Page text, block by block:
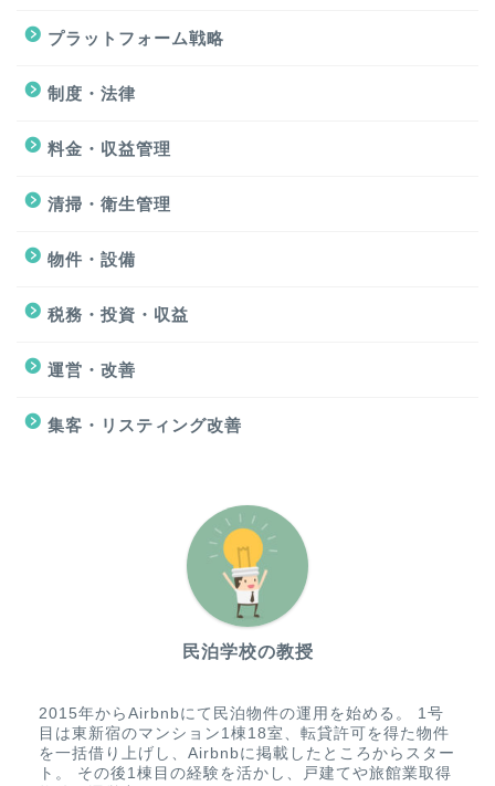
プラットフォーム戦略
制度・法律
料金・収益管理
清掃・衛生管理
物件・設備
税務・投資・収益
運営・改善
集客・リスティング改善
民泊学校の教授
2015年からAirbnbにて民泊物件の運用を始める。 1号
目は東新宿のマンション1棟18室、転貸許可を得た物件
を一括借り上げし、Airbnbに掲載したところからスター
ト。 その後1棟目の経験を活かし、戸建てや旅館業取得